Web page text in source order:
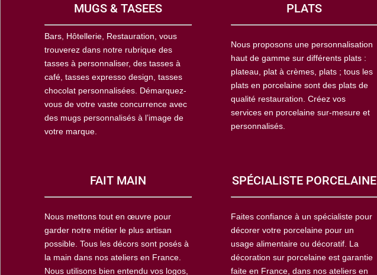
MUGS & TASEES
Bars, Hôtellerie, Restauration, vous
trouverez dans notre rubrique des
tasses à personnaliser, des tasses à
café, tasses expresso design, tasses
chocolat personnalisées. Démarquez-
vous de votre vaste concurrence avec
des mugs personnalisés à l’image de
votre marque.
PLATS
Nous proposons une personnalisation
haut de gamme sur différents plats :
plateau, plat à crèmes, plats ; tous les
plats en porcelaine sont des plats de
qualité restauration. Créez vos
services en porcelaine sur-mesure et
personnalisés.
FAIT MAIN
Nous mettons tout en œuvre pour
garder notre métier le plus artisan
possible. Tous les décors sont posés à
la main dans nos ateliers en France.
Nous utilisons bien entendu vos logos,
SPÉCIALISTE PORCELAINE
Faites confiance à un spécialiste pour
décorer votre porcelaine pour un
usage alimentaire ou décoratif. La
décoration sur porcelaine est garantie
faite en France, dans nos ateliers en